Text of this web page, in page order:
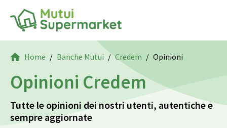
Home Banche Mutui Credem Opinioni
Opinioni Credem
Tutte le opinioni dei nostri utenti, autentiche e
sempre aggiornate